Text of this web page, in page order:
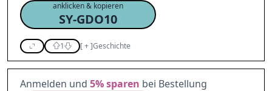
anklicken & kopieren
SY-GDO10
1 [+]Geschichte
Anmelden und 5%sparen bei Bestellung